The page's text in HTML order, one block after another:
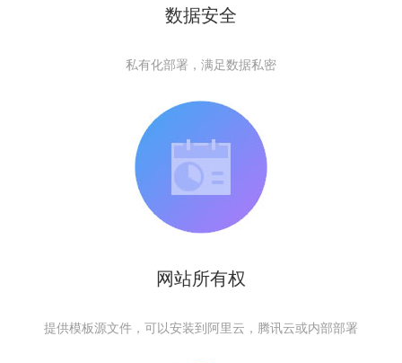
数据安全
私有化部署，满足数据私密
网站所有权
提供模板源文件，可以安装到阿里云，腾讯云或内部部署